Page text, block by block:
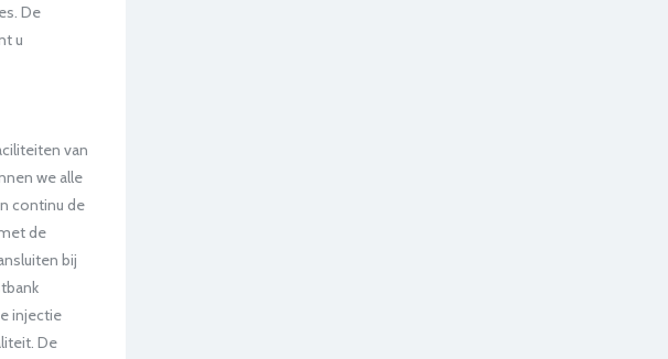
De
u
van
we alle
continu de
de
bij
injectie
De